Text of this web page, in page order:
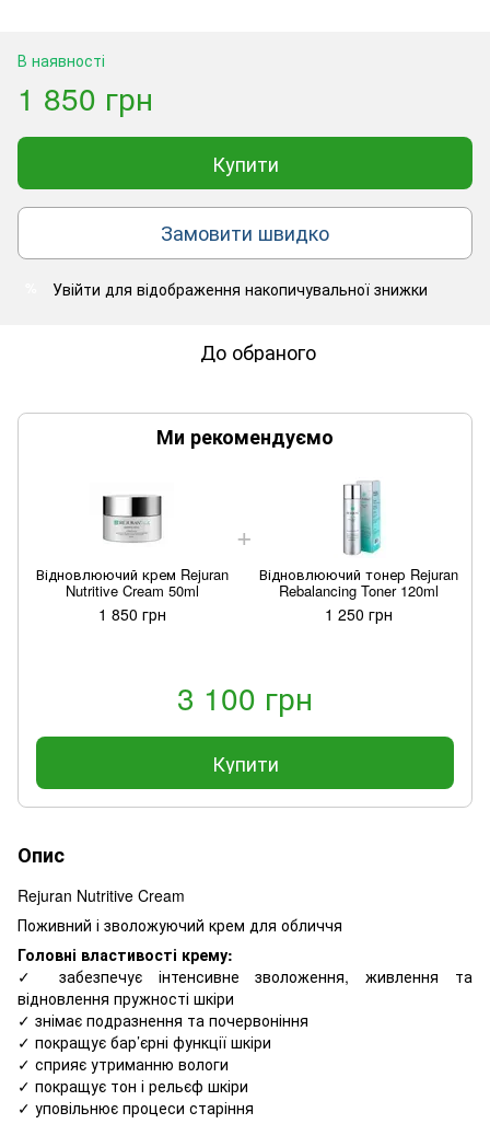
В наявності
1 850 грн
Купити
Замовити швидко
Увійти для відображення накопичувальної знижки
До обраного
Ми рекомендуємо
Відновлюючий крем Rejuran
Nutritive Cream 50ml
1 850 грн
Відновлюючий тонер Rejuran
Rebalancing Toner 120ml
1 250 грн
3 100 грн
Купити
Опис
Rejuran Nutritive Cream
Поживний і зволожуючий крем для обличчя
Головні властивості крему:
✓ забезпечує інтенсивне зволоження, живлення та
відновлення пружності шкіри
✓ знімає подразнення та почервоніння
✓ покращує бар’єрні функції шкіри
✓ сприяє утриманню вологи
✓ покращує тон і рельєф шкіри
✓ уповільнює процеси старіння